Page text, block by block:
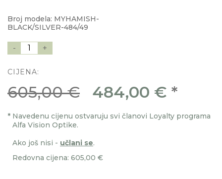
Broj modela: MYHAMISH-
BLACK/SILVER-484/49
- 1 +
CIJENA:
605,00 € 484,00 € *
* Navedenu cijenu ostvaruju svi članovi Loyalty programa
Alfa Vision Optike.
Ako još nisi - učlani se.
Redovna cijena: 605,00 €